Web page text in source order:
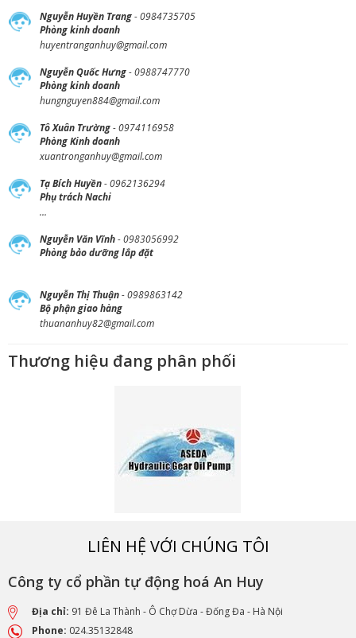
Nguyễn Huyền Trang- 0984735705
Phòng kinh doanh
huyentranganhuy@gmail.com
Nguyễn Quốc Hưng- 0988747770
Phòng kinh doanh
hungnguyen884@gmail.com
Tô Xuân Trường- 0974116958
Phòng Kinh doanh
xuantronganhuy@gmail.com
Tạ Bích Huyền- 0962136294
Phụ trách Nachi
...
Nguyễn Văn Vĩnh- 0983056992
Phòng bảo dưỡng lắp đặt
Nguyễn Thị Thuận- 0989863142
Bộ phận giao hàng
thuananhuy82@gmail.com
Thương hiệu đang phân phối
LIÊN HỆ VỚI CHÚNG TÔI
Công ty cổ phần tự động hoá An Huy
Địa chỉ: 91 Đê La Thành - Ô Chợ Dừa - Đống Đa - Hà Nội
Phone: 024.35132848